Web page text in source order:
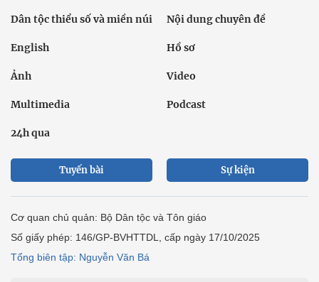
Dân tộc thiểu số và miền núi Nội dung chuyên đề
English Hồ sơ
Ảnh Video
Multimedia Podcast
24h qua
Tuyến bài Sự kiện
Cơ quan chủ quản: Bộ Dân tộc và Tôn giáo
Số giấy phép: 146/GP-BVHTTDL, cấp ngày 17/10/2025
Tổng biên tập: Nguyễn Văn Bá